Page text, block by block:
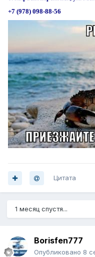
+7 (978) 098-88-56
Цитата
1 месяц спустя...
Borisfen777
Опубликовано 8